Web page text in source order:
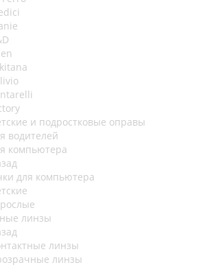
и подростковые оправы
водителей
компьютера
для компьютера
линзы
линзы
линзы